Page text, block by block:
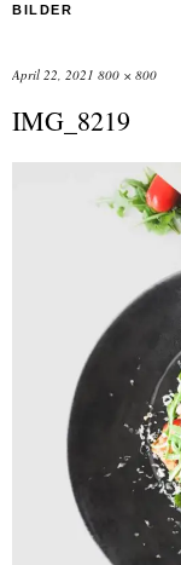
BILDER
April 22, 2021 800 × 800
IMG_8219